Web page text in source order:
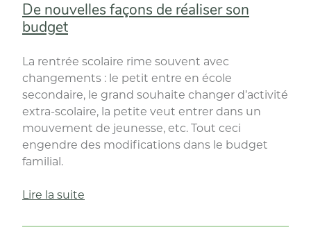
De nouvelles façons de réaliser son
budget
La rentrée scolaire rime souvent avec
changements : le petit entre en école
secondaire, le grand souhaite changer d’activité
extra-scolaire, la petite veut entrer dans un
mouvement de jeunesse, etc. Tout ceci
engendre des modifications dans le budget
familial.
Lire la suite
façons